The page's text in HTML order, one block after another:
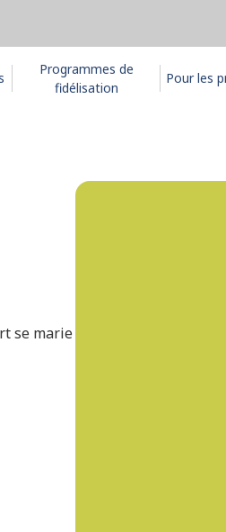
Programmes de
fidélisation
Pour les
se marie